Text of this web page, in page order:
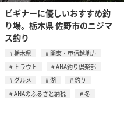
ビギナーに優しいおすすめ釣
り場。栃木県 佐野市のニジマ
ス釣り
栃木県
関東・甲信越地方
トラウト
ANA釣り倶楽部
グルメ
湖
釣り
ANAのふるさと納税
冬